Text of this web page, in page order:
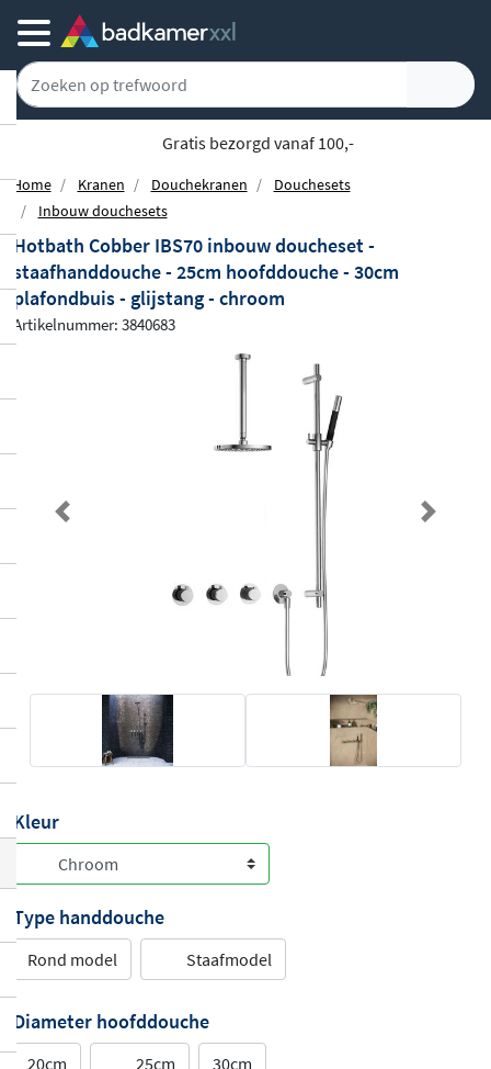
Gratis bezorgd vanaf 100,-
Home Kranen Douchekranen
Douchesets
Inbouw douchesets
Hotbath Cobber IBS70 inbouw doucheset -
staafhanddouche - 25cm hoofddouche - 30cm
plafondbuis - glijstang - chroom
Artikelnummer: 3840683
Previous Next
Kleur
Type handdouche
Rond model Staafmodel
Diameter hoofddouche
20cm 25cm 30cm